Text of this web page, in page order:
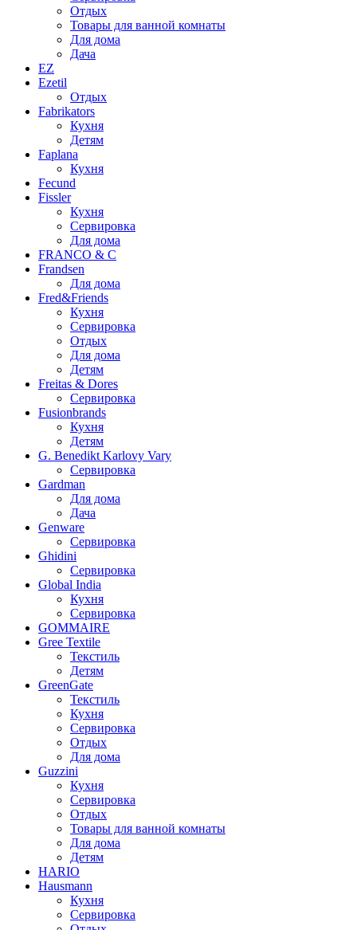
Отдых
Товары для ванной комнаты
Для дома
Дача
EZ
Ezetil
Отдых
Fabrikators
Кухня
Детям
Faplana
Кухня
Fecund
Fissler
Кухня
Сервировка
Для дома
FRANCO & C
Frandsen
Для дома
Fred&Friends
Кухня
Сервировка
Отдых
Для дома
Детям
Freitas & Dores
Сервировка
Fusionbrands
Кухня
Детям
G. Benedikt Karlovy Vary
Сервировка
Gardman
Для дома
Дача
Genware
Сервировка
Ghidini
Сервировка
Global India
Кухня
Сервировка
GOMMAIRE
Gree Textile
Текстиль
Детям
GreenGate
Текстиль
Кухня
Сервировка
Отдых
Для дома
Guzzini
Кухня
Сервировка
Отдых
Товары для ванной комнаты
Для дома
Детям
HARIO
Hausmann
Кухня
Сервировка